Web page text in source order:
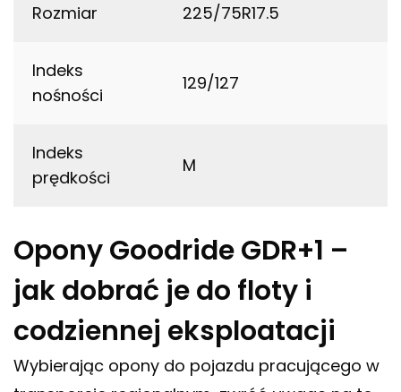
Rozmiar 225/75R17.5
Indeks
nośności
129/127
Indeks
prędkości
M
Opony Goodride GDR+1 –
jak dobrać je do floty i
codziennej eksploatacji
Wybierając opony do pojazdu pracującego w